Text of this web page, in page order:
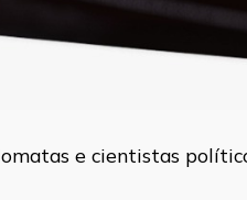
e cientistas